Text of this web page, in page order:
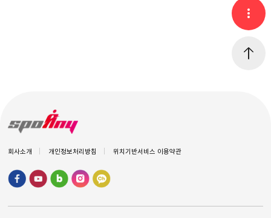
회사소개 개인정보처리방침 위치기반서비스 이용약관